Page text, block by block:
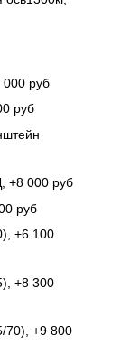
000 руб
руб
+8 000 руб
руб
+6 100
+8 300
70), +9 800